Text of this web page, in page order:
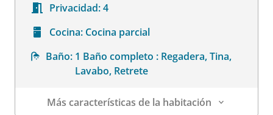
Privacidad:4
Cocina: Cocina parcial
Baño: 1 Baño completo : Regadera, Tina,
Lavabo, Retrete
Más características de la habitación